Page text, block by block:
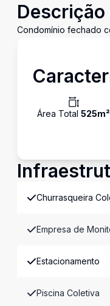
Condomínio fechado
Área Total 525m²
Churrasqueira
Empresa de
Estacionamento
Piscina Coletiva